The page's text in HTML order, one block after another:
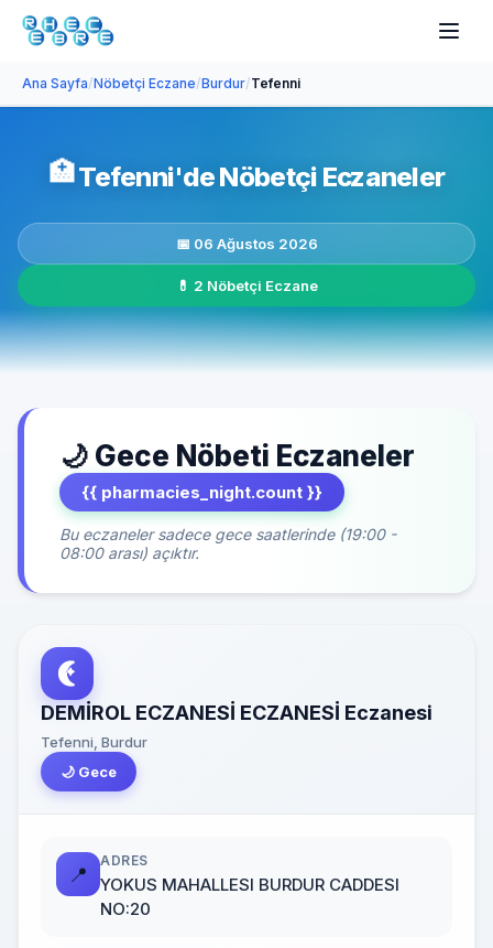
Ana Sayfa/Nöbetçi Eczane/Burdur/Tefenni
🏥Tefenni'de Nöbetçi Eczaneler
📅 06 Ağustos 2026
💊 2 Nöbetçi Eczane
🌙 Gece Nöbeti Eczaneler
{{ pharmacies_night.count }}
Bu eczaneler sadece gece saatlerinde (19:00 -
08:00 arası) açıktır.
DEMİROL ECZANESİ ECZANESİ Eczanesi
Tefenni, Burdur
🌙 Gece
📍
ADRES
YOKUS MAHALLESI BURDUR CADDESI
NO:20